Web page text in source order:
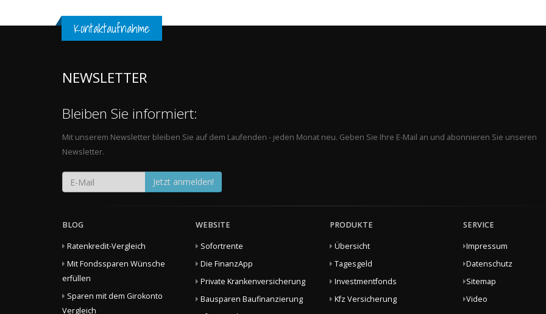
Kontaktaufnahme
NEWSLETTER
Bleiben Sie informiert:
Mit unserem Newsletter bleiben Sie auf dem Laufenden - jeden Monat neu. Geben Sie Ihre E-Mail an und abonnieren Sie unseren
Newsletter.
Jetzt anmelden!
BLOG
Ratenkredit-Vergleich
Mit Fondssparen Wünsche
erfüllen
Sparen mit dem Girokonto
Vergleich
WEBSITE
Sofortrente
Die FinanzApp
Private Krankenversicherung
Bausparen Baufinanzierung
PRODUKTE
Übersicht
Tagesgeld
Investmentfonds
Kfz Versicherung
SERVICE
Impressum
Datenschutz
Sitemap
Video